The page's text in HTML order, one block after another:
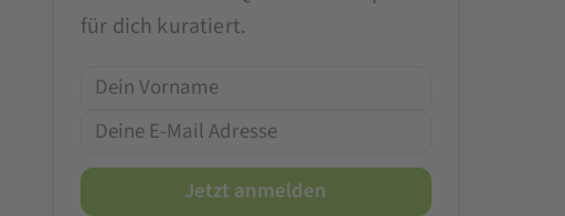
für dich kuratiert.